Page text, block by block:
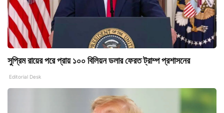
সুপ্রিম রায়ের পরে প্রায় ১০০ বিলিয়ন ডলার ফেরত ট্রাম্প প্রশাসনের
Editorial Desk